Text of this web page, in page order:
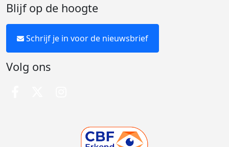
Blijf op de hoogte
Schrijf je in voor de nieuwsbrief
Volg ons